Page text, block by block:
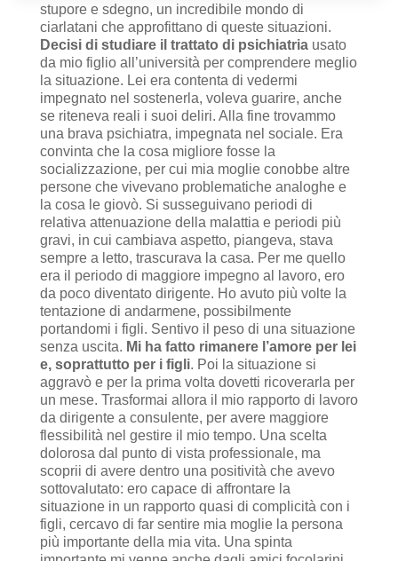
stupore e sdegno, un incredibile mondo di
ciarlatani che approfittano di queste situazioni.
Decisi di studiare il trattato di psichiatriausato
da mio figlio all’università per comprendere meglio
la situazione. Lei era contenta di vedermi
impegnato nel sostenerla, voleva guarire, anche
se riteneva reali i suoi deliri. Alla fine trovammo
una brava psichiatra, impegnata nel sociale. Era
convinta che la cosa migliore fosse la
socializzazione, per cui mia moglie conobbe altre
persone che vivevano problematiche analoghe e
la cosa le giovò. Si susseguivano periodi di
relativa attenuazione della malattia e periodi più
gravi, in cui cambiava aspetto, piangeva, stava
sempre a letto, trascurava la casa. Per me quello
era il periodo di maggiore impegno al lavoro, ero
da poco diventato dirigente. Ho avuto più volte la
tentazione di andarmene, possibilmente
portandomi i figli. Sentivo il peso di una situazione
senza uscita. Mi ha fatto rimanere l’amore per lei
e, soprattutto per i figli. Poi la situazione si
aggravò e per la prima volta dovetti ricoverarla per
un mese. Trasformai allora il mio rapporto di lavoro
da dirigente a consulente, per avere maggiore
flessibilità nel gestire il mio tempo. Una scelta
dolorosa dal punto di vista professionale, ma
scoprii di avere dentro una positività che avevo
sottovalutato: ero capace di affrontare la
situazione in un rapporto quasi di complicità con i
figli, cercavo di far sentire mia moglie la persona
più importante della mia vita. Una spinta